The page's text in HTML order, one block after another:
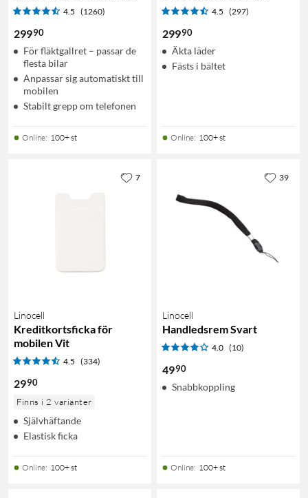
4.5 (1260)
29990
För fläktgallret – passar de
flesta bilar
Anpassar sig automatiskt till
mobilen
Stabilt grepp om telefonen
Online: 100+ st
4.5 (297)
29990
Äkta läder
Fästs i bältet
Online: 100+ st
Linocell
Kreditkortsficka för
mobilen Vit
4.5 (334)
2990
Finns i 2 varianter
Självhäftande
Elastisk ficka
Online: 100+ st
7
Linocell
Handledsrem Svart
4.0 (10)
4990
Snabbkoppling
Online: 100+ st
39